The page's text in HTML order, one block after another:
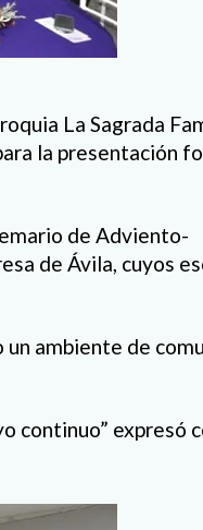
La Sagrada
la presentación
de Adviento-
de Ávila, cuyos
ambiente de
continuo” expresó